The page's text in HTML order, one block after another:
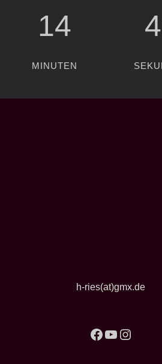
14
MINUTEN
h-ries(at)gmx.de
Facebook
YouTube